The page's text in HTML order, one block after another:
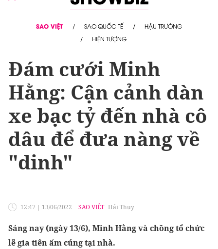
SAO VIỆT SAO QUỐC TẾ
HẬU TRƯỜNG
HIỆN TƯỢNG
Đám cưới Minh
Hằng: Cận cảnh dàn
xe bạc tỷ đến nhà cô
dâu để đưa nàng về
"dinh"
12:47 | 13/06/2022 SAO VIỆT Hải Thụy
Sáng nay (ngày 13/6), Minh Hằng và chồng tổ chức
lễ gia tiên ấm cúng tại nhà.